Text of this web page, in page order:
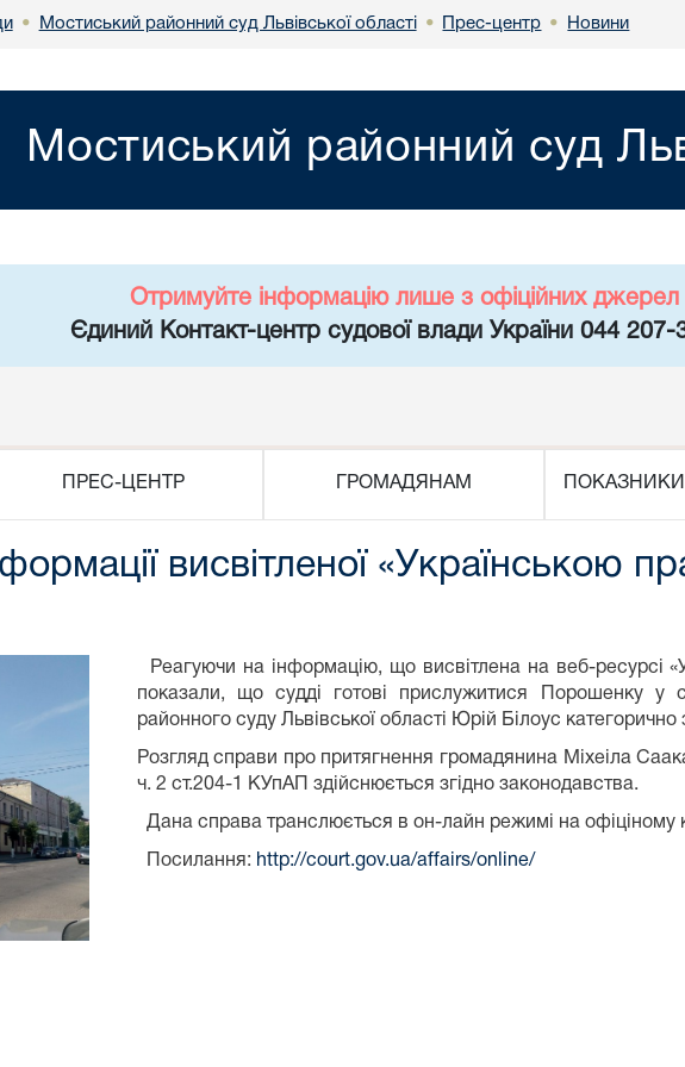
• Мостиський районний суд Львівської області • Прес-центр • Новини
Мостиський районний суд
Отримуйте інформацію лише з офіційних джерел
Єдиний Контакт-центр судової влади України 044 207-
ПРЕС-ЦЕНТР ГРОМАДЯНАМ ПОКАЗНИКИ
висвітленої «Українською
Реагуючи на інформацію, що висвітлена на веб-ресурсі
показали, що судді готові прислужитися Порошенку у
районного суду Львівської області Юрій Білоус
Розгляд справи про притягнення громадянина Міхеіла
ч. 2 ст.204-1 КУпАП здійснюється згідно законодавства.
Дана справа транслюється в он-лайн режимі на офіціному
Посилання: http://court.gov.ua/affairs/online/